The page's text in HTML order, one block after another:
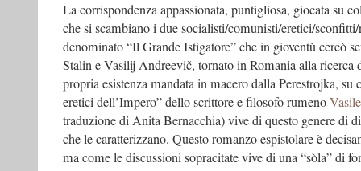
La corrispondenza appassionata, puntigliosa, giocata su
che si scambiano i due socialisti/comunisti/eretici/
denominato “Il Grande Istigatore” che in gioventù cercò
Stalin e Vasilij Andreevič, tornato in Romania alla ricerca
propria esistenza mandata in macero dalla Perestrojka,
eretici dell’Impero” dello scrittore e filosofo rumeno
traduzione di Anita Bernacchia) vive di questo genere di
che le caratterizzano. Questo romanzo espistolare è
ma come le discussioni sopracitate vive di una “sòla” di